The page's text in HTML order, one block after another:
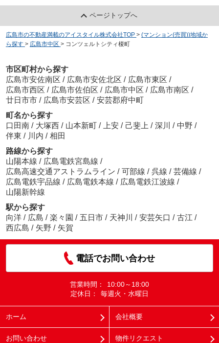
ページトップへ
広島市の不動産満載のアイスタイル株式会社TOP > (マンション(売買))地域か
ら探す > 広島市中区 > コンツェルトシティ榎町
市区町村から探す
広島市安佐南区 / 広島市安佐北区 / 広島市東区 /
広島市西区 / 広島市佐伯区 / 広島市中区 / 広島市南区 /
廿日市市 / 広島市安芸区 / 安芸郡府中町
町名から探す
口田南 / 大塚西 / 山本新町 / 上安 / 己斐上 / 深川 / 中野 /
伴東 / 川内 / 相田
路線から探す
山陽本線 / 広島電鉄宮島線 /
広島高速交通アストラムライン / 可部線 / 呉線 / 芸備線 /
広島電鉄宇品線 / 広島電鉄本線 / 広島電鉄江波線 /
山陽新幹線
駅から探す
向洋 / 広島 / 楽々園 / 五日市 / 天神川 / 安芸矢口 / 古江 /
西広島 / 矢野 / 矢賀
電話でお問い合わせ
営業時間：
10:00～18:00
定休日：
毎週火・水曜日
ホーム 会社概要
お問い合わせ 物件リクエスト